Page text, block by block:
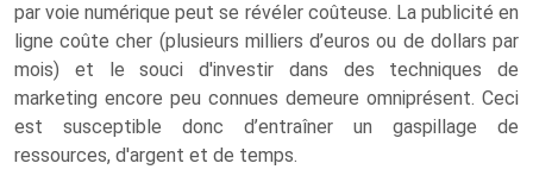
par voie numérique peut se révéler coûteuse. La publicité en
ligne coûte cher (plusieurs milliers d’euros ou de dollars par
mois) et le souci d'investir dans des techniques de
marketing encore peu connues demeure omniprésent. Ceci
est susceptible donc d’entraîner un gaspillage de
ressources, d'argent et de temps.